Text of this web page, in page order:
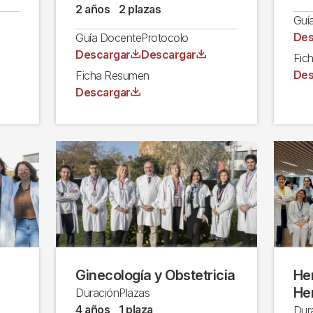
2 años
2 plazas
Guía Docente
Archivo
Descargar
Protocolo
Archivo
Descargar
Ficha Resumen
Archivo
Descargar
Ginecología y Obstetricia
Duración
4 años
Plazas
1 plaza